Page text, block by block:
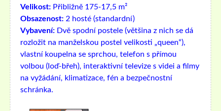
Velikost: Přibližně 175-17,5 m²
Obsazenost: 2 hosté (standardní)
Vybavení: Dvě spodní postele (většina z nich se dá
rozložit na manželskou postel velikosti „queen“),
vlastní koupelna se sprchou, telefon s přímou
volbou (loď-břeh), interaktivní televize s videi a filmy
na vyžádání, klimatizace, fén a bezpečnostní
schránka.